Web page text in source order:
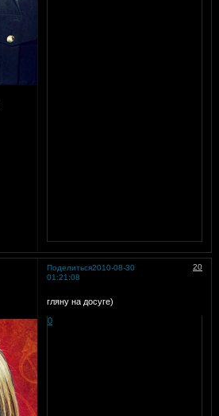
Поделиться 20
2010-08-30
01:21:08
гляну на досуге)
0